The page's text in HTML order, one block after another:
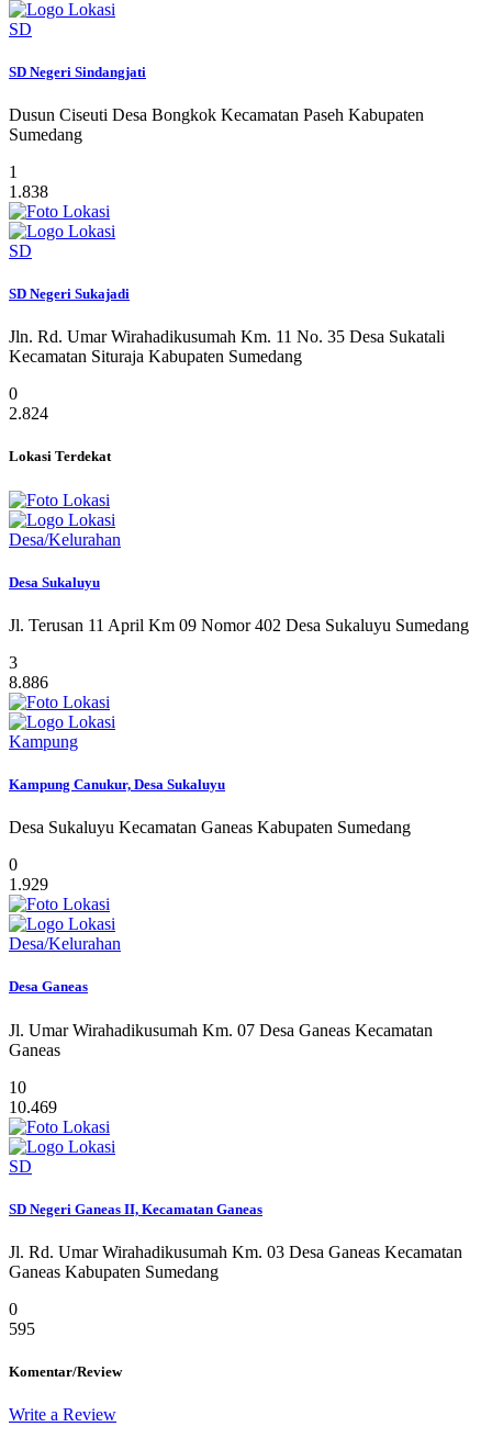
SD
SD Negeri Sindangjati
Dusun Ciseuti Desa Bongkok Kecamatan Paseh Kabupaten
Sumedang
1
1.838
SD
SD Negeri Sukajadi
Jln. Rd. Umar Wirahadikusumah Km. 11 No. 35 Desa Sukatali
Kecamatan Situraja Kabupaten Sumedang
0
2.824
Lokasi Terdekat
Desa/Kelurahan
Desa Sukaluyu
Jl. Terusan 11 April Km 09 Nomor 402 Desa Sukaluyu Sumedang
3
8.886
Kampung
Kampung Canukur, Desa Sukaluyu
Desa Sukaluyu Kecamatan Ganeas Kabupaten Sumedang
0
1.929
Desa/Kelurahan
Desa Ganeas
Jl. Umar Wirahadikusumah Km. 07 Desa Ganeas Kecamatan
Ganeas
10
10.469
SD
SD Negeri Ganeas II, Kecamatan Ganeas
Jl. Rd. Umar Wirahadikusumah Km. 03 Desa Ganeas Kecamatan
Ganeas Kabupaten Sumedang
0
595
Komentar/Review
Write a Review